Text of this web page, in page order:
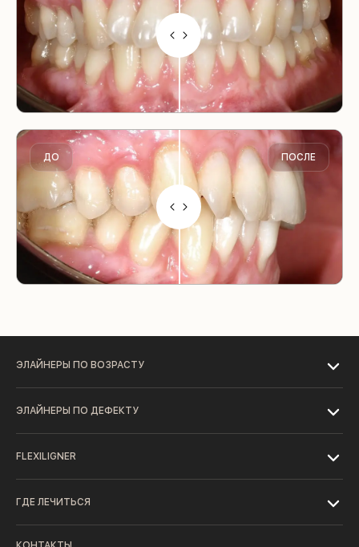
ДО ПОСЛЕ
ЭЛАЙНЕРЫ ПО ВОЗРАСТУ
ЭЛАЙНЕРЫ ПО ДЕФЕКТУ
FLEXILIGNER
ГДЕ ЛЕЧИТЬСЯ